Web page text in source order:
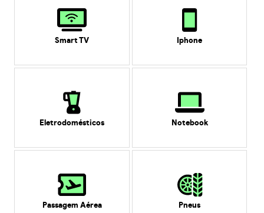
Smart TV Iphone
Eletrodomésticos Notebook
Passagem Aérea Pneus